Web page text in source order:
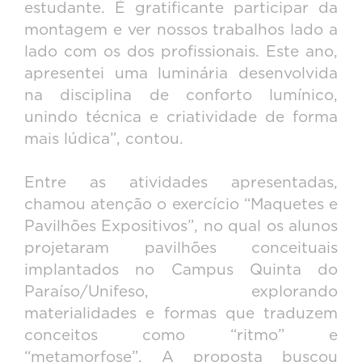
estudante. É gratificante participar da
montagem e ver nossos trabalhos lado a
lado com os dos profissionais. Este ano,
apresentei uma luminária desenvolvida
na disciplina de conforto lumínico,
unindo técnica e criatividade de forma
mais lúdica”, contou.
Entre as atividades apresentadas,
chamou atenção o exercício “Maquetes e
Pavilhões Expositivos”, no qual os alunos
projetaram pavilhões conceituais
implantados no Campus Quinta do
Paraíso/Unifeso, explorando
materialidades e formas que traduzem
conceitos como “ritmo” e
“metamorfose”. A proposta buscou